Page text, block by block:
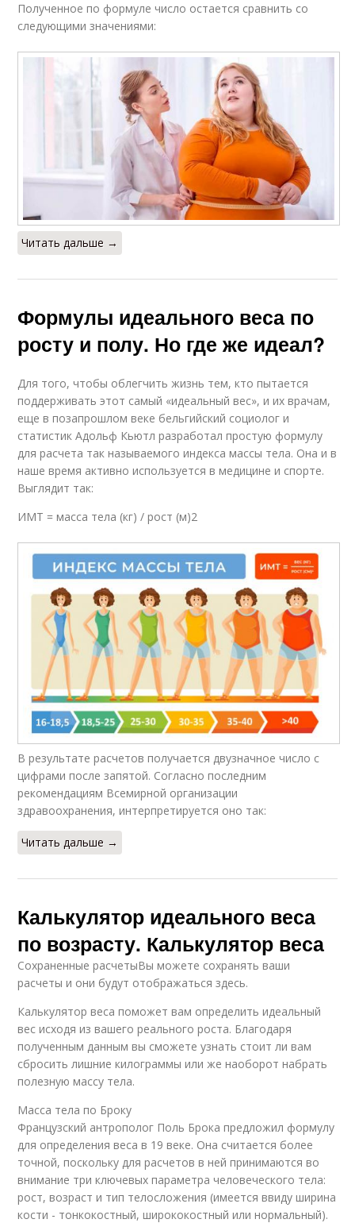
Полученное по формуле число остается сравнить со
следующими значениями:
Читать дальше →
Формулы идеального веса по
росту и полу. Но где же идеал?
Для того, чтобы облегчить жизнь тем, кто пытается
поддерживать этот самый «идеальный вес», и их врачам,
еще в позапрошлом веке бельгийский социолог и
статистик Адольф Кьютл разработал простую формулу
для расчета так называемого индекса массы тела. Она и в
наше время активно используется в медицине и спорте.
Выглядит так:
ИМТ = масса тела (кг) / рост (м)2
В результате расчетов получается двузначное число с
цифрами после запятой. Согласно последним
рекомендациям Всемирной организации
здравоохранения, интерпретируется оно так:
Читать дальше →
Калькулятор идеального веса
по возрасту. Калькулятор веса
Сохраненные расчетыВы можете сохранять ваши
расчеты и они будут отображаться здесь.
Калькулятор веса поможет вам определить идеальный
вес исходя из вашего реального роста. Благодаря
полученным данным вы сможете узнать стоит ли вам
сбросить лишние килограммы или же наоборот набрать
полезную массу тела.
Масса тела по Броку
Французский антрополог Поль Брока предложил формулу
для определения веса в 19 веке. Она считается более
точной, поскольку для расчетов в ней принимаются во
внимание три ключевых параметра человеческого тела:
рост, возраст и тип телосложения (имеется ввиду ширина
кости - тонкокостный, ширококостный или нормальный).